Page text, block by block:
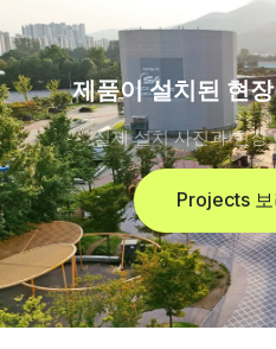
제품이 설치된 현
실제 설치 사진과 현장
Projects